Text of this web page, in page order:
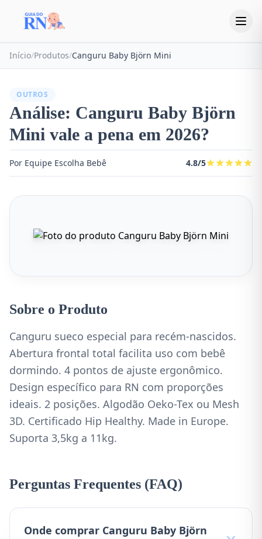
Início/Produtos/Canguru Baby Björn Mini
OUTROS
Análise: Canguru Baby Björn
Mini vale a pena em 2026?
Por Equipe Escolha Bebê 4.8/5
Sobre o Produto
Canguru sueco especial para recém-nascidos.
Abertura frontal total facilita uso com bebê
dormindo. 4 pontos de ajuste ergonômico.
Design específico para RN com proporções
ideais. 2 posições. Algodão Oeko-Tex ou Mesh
3D. Certificado Hip Healthy. Made in Europe.
Suporta 3,5kg a 11kg.
Perguntas Frequentes (FAQ)
Onde comprar Canguru Baby Björn